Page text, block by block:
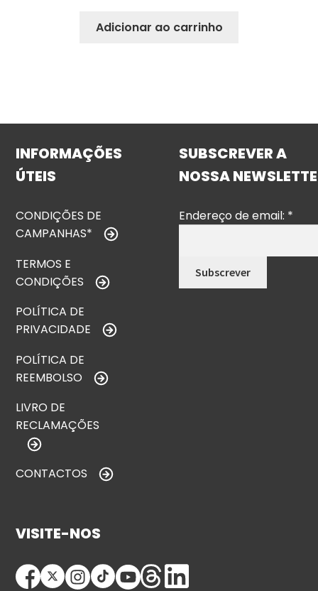
Adicionar ao carrinho
INFORMAÇÕES
ÚTEIS
CONDIÇÕES DE
CAMPANHAS*
TERMOS E
CONDIÇÕES
POLÍTICA DE
PRIVACIDADE
POLÍTICA DE
REEMBOLSO
LIVRO DE
RECLAMAÇÕES
CONTACTOS
SUBSCREVER A
NOSSA
Endereço de email: *
VISITE-NOS